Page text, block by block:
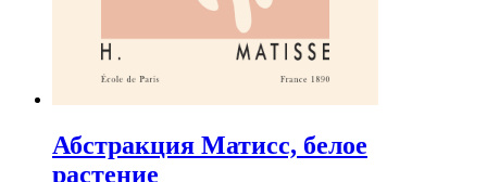
Абстракция Матисс, белое
растение